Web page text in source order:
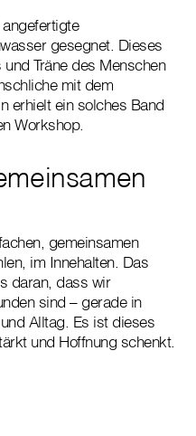
gesegnet. Dieses
Träne des Menschen
mit dem
erhielt ein solches Band
Workshop.
gemeinsamen
im Innehalten. Das
daran, dass wir
sind – gerade in
Alltag. Es ist dieses
und Hoffnung schenkt.